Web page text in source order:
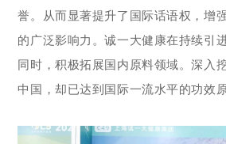
誉。从而显著提升了国际话语权，增
的广泛影响力。诚一大健康在持续引
同时，积极拓展国内原料领域。深入
中国，却已达到国际一流水平的功效原